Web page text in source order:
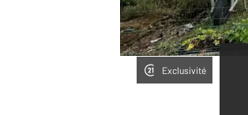
Exclusivité